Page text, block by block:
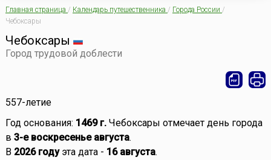
Главная страница / Календарь путешественника / Города России /
Чебоксары
Чебоксары
Город трудовой доблести
557-летие
Год основания: 1469 г.Чебоксары отмечает день города
в 3-е воскресенье августа.
В 2026 годуэта дата - 16 августа.